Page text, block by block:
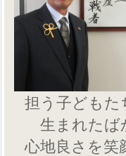
担う子どもた
生まれたば
心地良さを笑